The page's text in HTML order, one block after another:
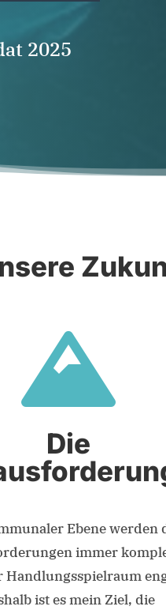
2025

Die
Ebene werden
immer
Handlungsspielraum
ist es mein Ziel, die